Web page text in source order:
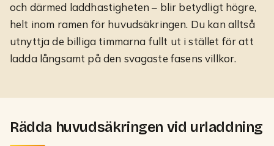
och därmed laddhastigheten – blir betydligt högre,
helt inom ramen för huvudsäkringen. Du kan alltså
utnyttja de billiga timmarna fullt ut i stället för att
ladda långsamt på den svagaste fasens villkor.
Rädda huvudsäkringen vid urladdning